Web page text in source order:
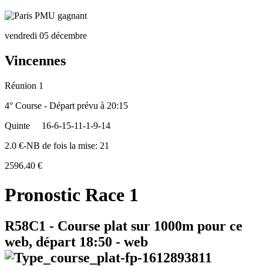
vendredi 05 décembre
Vincennes
Réunion 1
4° Course - Départ prévu à 20:15
Quinte
16-6-15-11-1-9-14
2.0 €-NB de fois la mise: 21
2596.40 €
Pronostic Race 1
R58C1 - Course plat sur 1000m pour ce
web, départ 18:50 - web